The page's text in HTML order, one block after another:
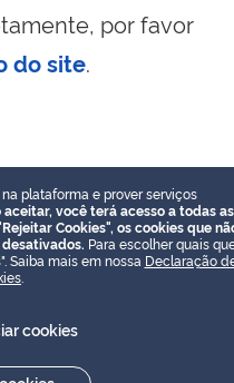
por favor
do site.
plataforma e prover serviços
aceitar, você terá acesso a todas as
Cookies", os cookies que
Para escolher quais
Saiba mais em nossa Declaração
cookies